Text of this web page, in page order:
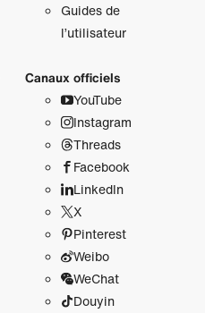
Guides de
l’utilisateur
Canaux officiels
YouTube
Instagram
Threads
Facebook
LinkedIn
X
Pinterest
Weibo
WeChat
Douyin